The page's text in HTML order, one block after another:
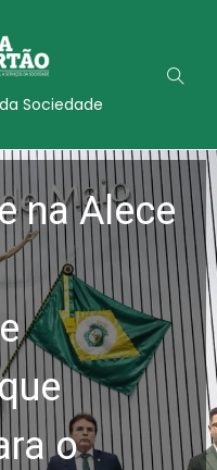
Sociedade
na Alece
o